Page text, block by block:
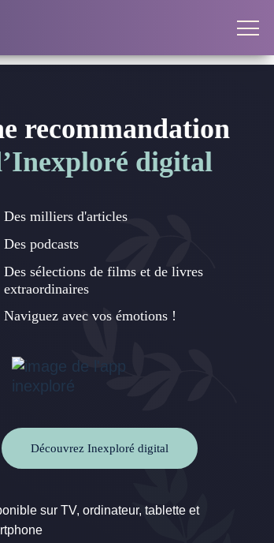
recommandation
digital
Des milliers d'articles
Des podcasts
Des sélections de films et de livres
extraordinaires
Naviguez avec vos émotions !
Découvrez Inexploré digital
sur TV, ordinateur, tablette et